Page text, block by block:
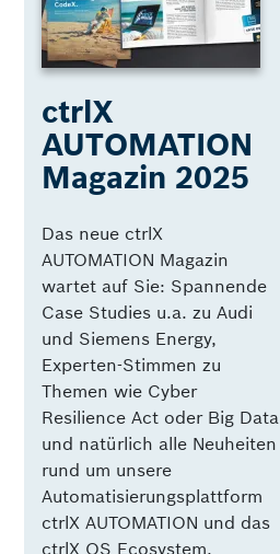
ctrlX
AUTOMATION
Magazin 2025
Das neue ctrlX
AUTOMATION Magazin
wartet auf Sie: Spannende
Case Studies u.a. zu Audi
und Siemens Energy,
Experten-Stimmen zu
Themen wie Cyber
Resilience Act oder Big Data
und natürlich alle Neuheiten
rund um unsere
Automatisierungsplattform
ctrlX AUTOMATION und das
ctrlX OS Ecosystem.